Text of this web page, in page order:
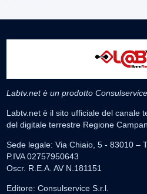
Labtv.net è un prodotto
Labtv.net è il sito ufficiale del canale
del digitale terrestre Regione
Sede legale: Via Chiaio, 5 - 83010 –
P.IVA 02757950643
Oscr. R.E.A. AV N.181151
Editore: Consulservice S.r.l.